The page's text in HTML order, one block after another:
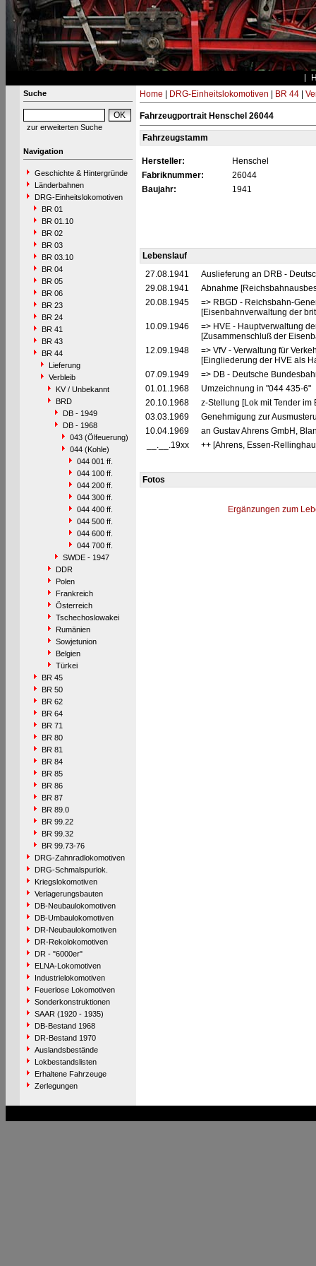
Suche
zur erweiterten Suche
Navigation
Geschichte & Hintergründe
Länderbahnen
DRG-Einheitslokomotiven
BR 01
BR 01.10
BR 02
BR 03
BR 03.10
BR 04
BR 05
BR 06
BR 23
BR 24
BR 41
BR 43
BR 44
Lieferung
Verbleib
KV / Unbekannt
BRD
DB - 1949
DB - 1968
043 (Ölfeuerung)
044 (Kohle)
044 001 ff.
044 100 ff.
044 200 ff.
044 300 ff.
044 400 ff.
044 500 ff.
044 600 ff.
044 700 ff.
SWDE - 1947
DDR
Polen
Frankreich
Österreich
Tschechoslowakei
Rumänien
Sowjetunion
Belgien
Türkei
BR 45
BR 50
BR 62
BR 64
BR 71
BR 80
BR 81
BR 84
BR 85
BR 86
BR 87
BR 89.0
BR 99.22
BR 99.32
BR 99.73-76
DRG-Zahnradlokomotiven
DRG-Schmalspurlok.
Kriegslokomotiven
Verlagerungsbauten
DB-Neubaulokomotiven
DB-Umbaulokomotiven
DR-Neubaulokomotiven
DR-Rekolokomotiven
DR - "6000er"
ELNA-Lokomotiven
Industrielokomotiven
Feuerlose Lokomotiven
Sonderkonstruktionen
SAAR (1920 - 1935)
DB-Bestand 1968
DR-Bestand 1970
Auslandsbestände
Lokbestandslisten
Erhaltene Fahrzeuge
Zerlegungen
Home DRG-Einheitslokomotiven BR 44|
Fahrzeugportrait Henschel 26044
Fahrzeugstamm
Hersteller:
Henschel
Fabriknummer:
26044
Baujahr:
1941
Lebenslauf
27.08.1941
Auslieferung an DRB -
29.08.1941
Abnahme
20.08.1945
=> RBGD - Reichsbahn-
[Eisenbahnverwaltung der
10.09.1946
=> HVE - Hauptverwaltung
[Zusammenschluß der
12.09.1948
=> VfV - Verwaltung für
[Eingliederung der HVE als
07.09.1949
=> DB - Deutsche
01.01.1968
Umzeichnung in "044 435-6"
20.10.1968
z-Stellung [Lok mit Tender
03.03.1969
Genehmigung zur
10.04.1969
an Gustav Ahrens GmbH,
__.__.19xx
++ [Ahrens, Essen-
Fotos
Ergänzungen zum